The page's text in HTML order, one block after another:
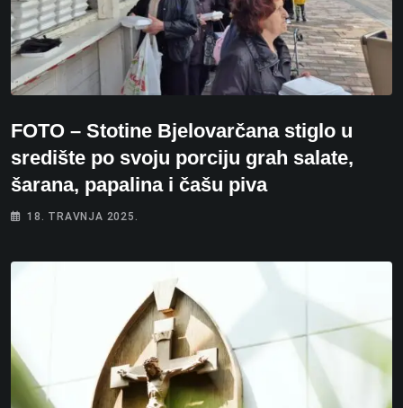
FOTO – Stotine Bjelovarčana stiglo u
središte po svoju porciju grah salate,
šarana, papalina i čašu piva
18. TRAVNJA 2025.